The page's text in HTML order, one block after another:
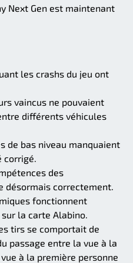
Next Gen est maintenant
les crashs du jeu ont
vaincus ne pouvaient
différents véhicules
de bas niveau manquaient
corrigé.
des
désormais correctement.
fonctionnent
la carte Alabino.
tirs se comportait de
passage entre la vue à la
à la première personne